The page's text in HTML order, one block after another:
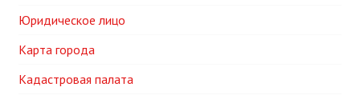
Юридическое лицо
Карта города
Кадастровая палата